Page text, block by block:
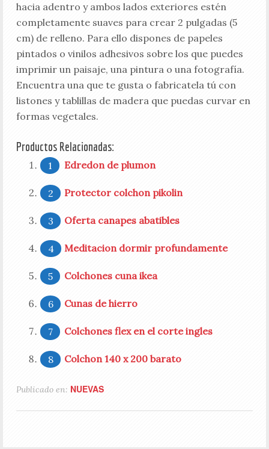
hacia adentro y ambos lados exteriores estén
completamente suaves para crear 2 pulgadas (5
cm) de relleno. Para ello dispones de papeles
pintados o vinilos adhesivos sobre los que puedes
imprimir un paisaje, una pintura o una fotografía.
Encuentra una que te gusta o fabricatela tú con
listones y tablillas de madera que puedas curvar en
formas vegetales.
Productos Relacionadas:
Edredon de plumon
Protector colchon pikolin
Oferta canapes abatibles
Meditacion dormir profundamente
Colchones cuna ikea
Cunas de hierro
Colchones flex en el corte ingles
Colchon 140 x 200 barato
Publicado en: NUEVAS